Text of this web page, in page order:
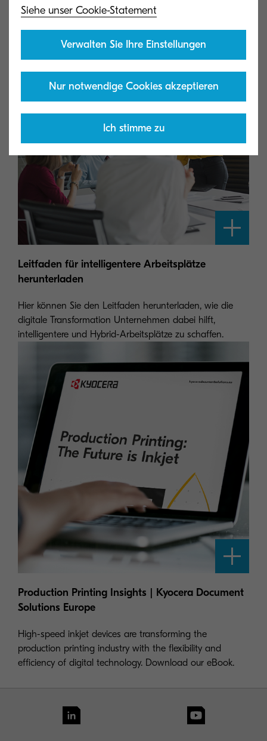
intelligentere und Hybrid-Arbeitsplätze zu schaffen.
Leitfaden für intelligentere Arbeitsplätze
herunterladen
Hier können Sie den Leitfaden herunterladen, wie die
digitale Transformation Unternehmen dabei hilft,
intelligentere und Hybrid-Arbeitsplätze zu schaffen.
Production Printing Insights | Kyocera Document
Solutions Europe
High-speed inkjet devices are transforming the
production printing industry with the flexibility and
efficiency of digital technology. Download our eBook.
Siehe unser Cookie-Statement
Verwalten Sie Ihre Einstellungen
Nur notwendige Cookies akzeptieren
Ich stimme zu